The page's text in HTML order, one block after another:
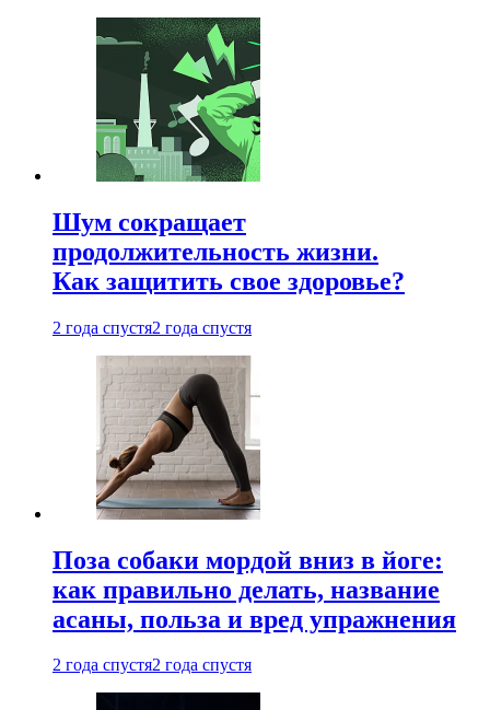
Шум сокращает
продолжительность жизни.
Как защитить свое здоровье?
2 года спустя2 года спустя
Поза собаки мордой вниз в йоге:
как правильно делать, название
асаны, польза и вред упражнения
2 года спустя2 года спустя